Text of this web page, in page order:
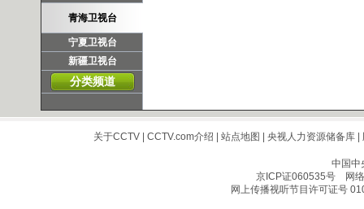
青海卫视台
宁夏卫视台
新疆卫视台
分类频道
关于CCTV| CCTV.com介绍 站点地图 央视人力资源储备库|
中国中
京ICP证060535号网络
网上传播视听节目许可证号